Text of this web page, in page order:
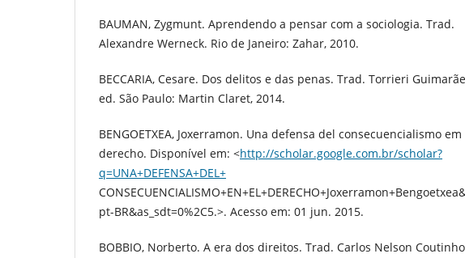
BAUMAN, Zygmunt. Aprendendo a pensar com a sociologia. Trad.
Alexandre Werneck. Rio de Janeiro: Zahar, 2010.
BECCARIA, Cesare. Dos delitos e das penas. Trad. Torrieri
ed. São Paulo: Martin Claret, 2014.
BENGOETXEA, Joxerramon. Una defensa del consecuencialismo em
derecho. Disponível em: <http://scholar.google.com.br/scholar?
q=UNA+DEFENSA+DEL+
pt-BR&as_sdt=0%2C5.>. Acesso em: 01 jun. 2015.
BOBBIO, Norberto. A era dos direitos. Trad. Carlos Nelson